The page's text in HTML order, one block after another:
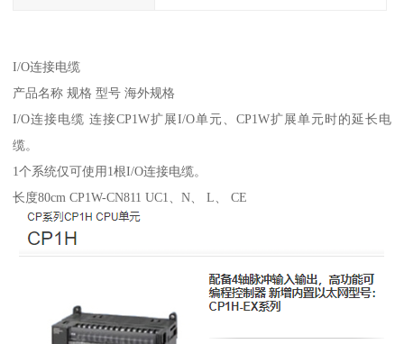
I/O连接电缆
产品名称 规格 型号 海外规格
I/O连接电缆 连接CP1W扩展I/O单元、CP1W扩展单元时的延长电
缆。
1个系统仅可使用1根I/O连接电缆。
长度80cm CP1W-CN811 UC1、N、 L、 CE